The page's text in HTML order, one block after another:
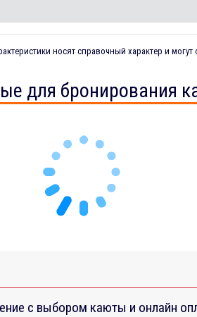
носят справочный характер и могут
для бронирования
с выбором каюты и онлайн